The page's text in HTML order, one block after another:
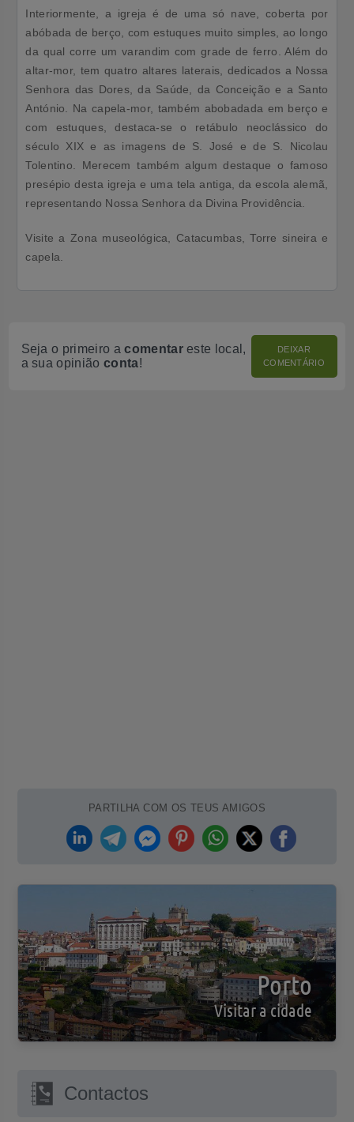
Interiormente, a igreja é de uma só nave, coberta por
abóbada de berço, com estuques muito simples, ao longo
da qual corre um varandim com grade de ferro. Além do
altar-mor, tem quatro altares laterais, dedicados a Nossa
Senhora das Dores, da Saúde, da Conceição e a Santo
António. Na capela-mor, também abobadada em berço e
com estuques, destaca-se o retábulo neoclássico do
século XIX e as imagens de S. José e de S. Nicolau
Tolentino. Merecem também algum destaque o famoso
presépio desta igreja e uma tela antiga, da escola alemã,
representando Nossa Senhora da Divina Providência.
Visite a Zona museológica, Catacumbas, Torre sineira e
capela.
Seja o primeiro acomentareste local,
a sua opinião conta!
DEIXAR
COMENTÁRIO
PARTILHA COM OS TEUS AMIGOS
Porto
Visitar a cidade
Contactos